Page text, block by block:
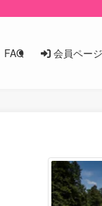
FAQ 会員ページ